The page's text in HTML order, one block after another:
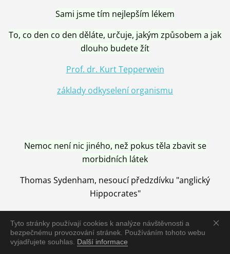
Tyto stránky používají cookies k analýze návštěvnosti a
bezpečnému provozování stránek. Používáním tohoto webu
vyjadřujete souhlas. Další informace
Sami jsme tím nejlepším lékem
To, co den co den děláte, určuje, jakým způsobem a jak
dlouho budete žít
Prof. dr. Kurt Tepperwein
základy odkyselení organismu
Nemoc není nic jiného, než pokus těla zbavit se
morbidních látek
Thomas Sydenham, nesoucí předzdívku "anglický
Hippocrates"
Nemoc je vyléčena jen pomocí Přírody, neutralizací a